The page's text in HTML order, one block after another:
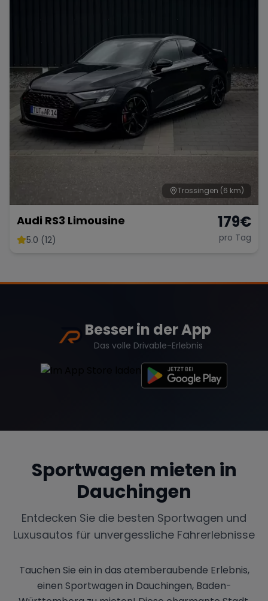
Trossingen (6 km)
Audi RS3 Limousine
5.0 (12)
179€
pro Tag
Besser in der App
Das volle Drivable-Erlebnis
Sportwagen mieten in
Dauchingen
Entdecken Sie die besten Sportwagen und
Luxusautos für unvergessliche Fahrerlebnisse
Tauchen Sie ein in das atemberaubende Erlebnis,
einen Sportwagen in Dauchingen, Baden-